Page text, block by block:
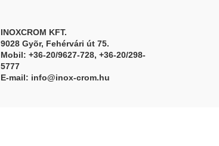
INOXCROM KFT.
9028 Gyõr, Fehérvári út 75.
Mobil: +36-20/9627-728, +36-20/298-
5777
E-mail: info@inox-crom.hu